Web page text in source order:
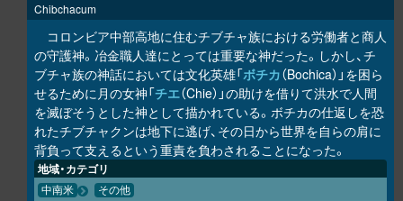
Chibchacum
コロンビア中部高地に住むチブチャ族における労働者と商人
の守護神。冶金職人達にとっては重要な神だった。しかし、チ
ブチャ族の神話においては文化英雄「ボチカ（Bochica）」を困ら
せるために月の女神「チエ（Chie）」の助けを借りて洪水で人間
を滅ぼそうとした神として描かれている。ボチカの仕返しを恐
れたチブチャクンは地下に逃げ、その日から世界を自らの肩に
背負って支えるという重責を負わされることになった。
地域・カテゴリ
中南米 その他